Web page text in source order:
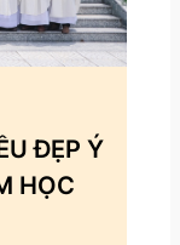
ĐẸP Ý
HỌC